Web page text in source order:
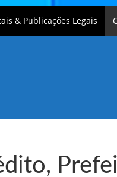
& Publicações Legais